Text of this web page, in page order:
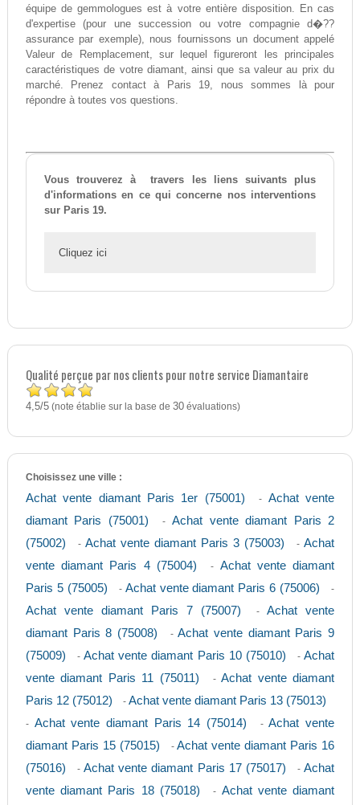
équipe de gemmologues est à votre entière disposition. En cas
d'expertise (pour une succession ou votre compagnie d�??
assurance par exemple), nous fournissons un document appelé
Valeur de Remplacement, sur lequel figureront les principales
caractéristiques de votre diamant, ainsi que sa valeur au prix du
marché. Prenez contact à Paris 19, nous sommes là pour
répondre à toutes vos questions.
Vous trouverez à travers les liens suivants plus
d'informations en ce qui concerne nos interventions
sur Paris 19.
Cliquez ici
Qualité perçue par nos clients pour notre service Diamantaire
4,5/5(note établie sur la base de 30évaluations)
Choisissez une ville :
Achat vente diamant Paris 1er (75001) - Achat vente
diamant Paris (75001)
-Achat vente diamant Paris 2
(75002)
- Achat vente diamant Paris 3 (75003) -Achat
vente diamant Paris 4 (75004)
- Achat vente diamant
Paris 5 (75005)
- Achat vente diamant Paris 6 (75006) -
Achat vente diamant Paris 7 (75007) -Achat vente
diamant Paris 8 (75008)
-Achat vente diamant Paris 9
(75009)
-Achat vente diamant Paris 10 (75010) -Achat
vente diamant Paris 11 (75011)
-Achat vente diamant
Paris 12 (75012)
-Achat vente diamant Paris 13 (75013)
- Achat vente diamant Paris 14 (75014) -Achat vente
diamant Paris 15 (75015)
-Achat vente diamant Paris 16
(75016)
-Achat vente diamant Paris 17 (75017) -Achat
vente diamant Paris 18 (75018)
- Achat vente diamant